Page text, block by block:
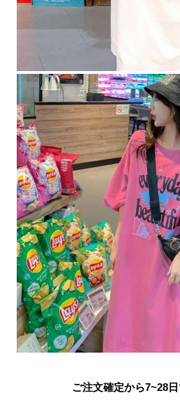
ご注文確定から7~28